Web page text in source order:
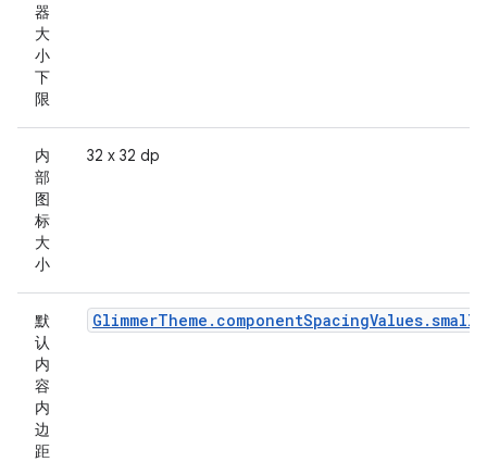
器
大
小
下
限
内
部
图
标
大
小
32 x 32 dp
默
认
内
容
内
边
距
GlimmerTheme.componentSpacingValues.small